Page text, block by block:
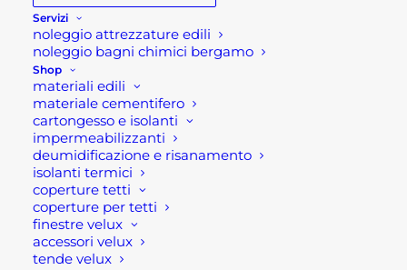
Servizi
noleggio attrezzature edili
noleggio bagni chimici bergamo
Shop
materiali edili
materiale cementifero
cartongesso e isolanti
impermeabilizzanti
deumidificazione e risanamento
isolanti termici
coperture tetti
coperture per tetti
finestre velux
accessori velux
tende velux
Desideriamo informare la nostra gentile clientela
che laRota Commerciale resterà chiusa nelle
giornate di domenica di Pasqua e Pasquetta
ovveroil 5 e 6 aprile 2026
riprenderanno regolarmente nei giorni successivi.
In un periodo storico complesso come quello che
stiamo vivendo, segnato da conflitti e incertezze,
questa Pasqua assume un significato ancora più
profondo. È un invito a riscoprire il valore della
pace, troppo spesso dimenticato, ma oggi più che